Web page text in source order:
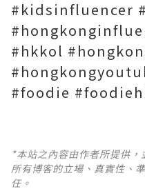
#kidsinfluencer
#hkkol
#foodie
*本站之內容由作者所提供
所有博客的立場、真實性、
任。